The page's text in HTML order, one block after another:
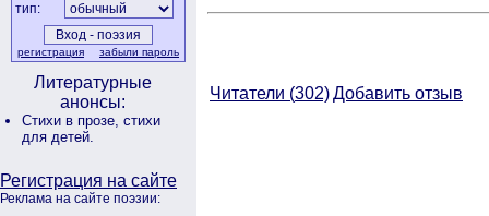
тип:
регистрация забыли пароль
Литературные
анонсы:
Стихи в прозе, стихи
для детей.
Регистрация на сайте
Реклама на сайте поэзии:
Читатели (302)Добавить отзыв